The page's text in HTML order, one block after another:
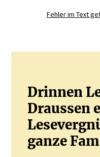
Fehler im Text
Drinnen
Draussen
ganze